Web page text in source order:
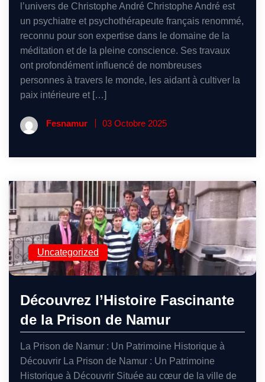
l’univers de Christophe André Christophe André est
un psychiatre et psychothérapeute français renommé,
reconnu pour son expertise dans le domaine de la
méditation et de la pleine conscience. Ses travaux
ont profondément influencé de nombreuses
personnes à travers le monde, les aidant à cultiver la
paix intérieure et […]
Fesnamur 03 Octobre 2025
Uncategorized
Découvrez l’Histoire Fascinante
de la Prison de Namur
La Prison de Namur : Un Patrimoine Historique à
Découvrir La Prison de Namur : Un Patrimoine
Historique à Découvrir Située au cœur de la ville de